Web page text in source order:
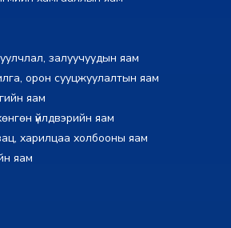
залуучуудын яам
орон сууцжуулалтын яам
яам
үйлдвэрийн яам
харилцаа холбооны яам
яам